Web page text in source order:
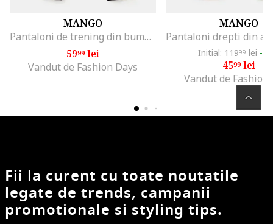
MANGO
Pantaloni de trening din bumbac cu buzunare laterale, Albastru ultramarin
5999lei
Vandut de Fashion Days
MANGO
Initial: 11999 lei -
4599lei
Vandut de Fashion
Fii la curent cu toate noutatile
legate de trends, campanii
promotionale si styling tips.